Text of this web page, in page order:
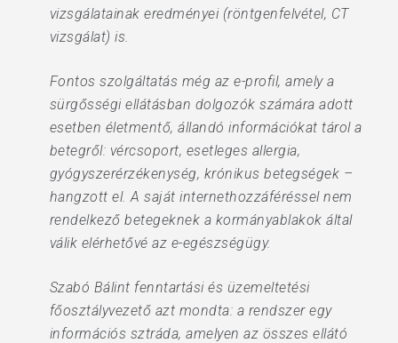
vizsgálatainak eredményei (röntgenfelvétel, CT
vizsgálat) is.
Fontos szolgáltatás még az e-profil, amely a
sürgősségi ellátásban dolgozók számára adott
esetben életmentő, állandó információkat tárol a
betegről: vércsoport, esetleges allergia,
gyógyszerérzékenység, krónikus betegségek –
hangzott el. A saját internethozzáféréssel nem
rendelkező betegeknek a kormányablakok által
válik elérhetővé az e-egészségügy.
Szabó Bálint fenntartási és üzemeltetési
főosztályvezető azt mondta: a rendszer egy
információs sztráda, amelyen az összes ellátó